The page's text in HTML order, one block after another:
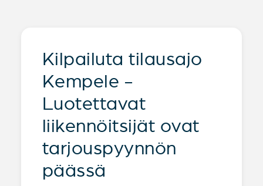
Kilpailuta tilausajo
Kempele -
Luotettavat
liikennöitsijät ovat
tarjouspyynnön
päässä